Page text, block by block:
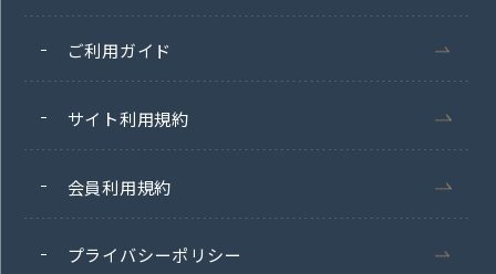
ご利用ガイド
サイト利用規約
会員利用規約
プライバシーポリシー